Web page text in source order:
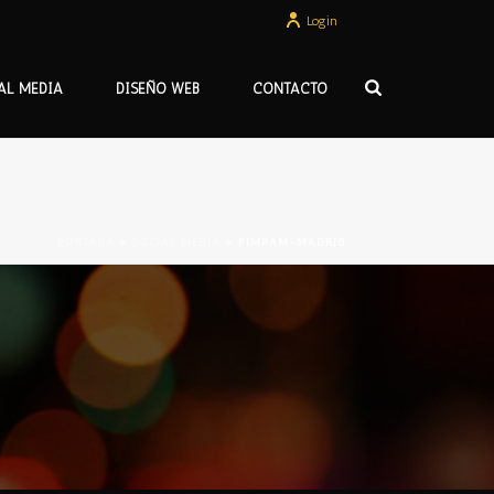
Login
MEDIA DISEÑO WEB CONTACTO